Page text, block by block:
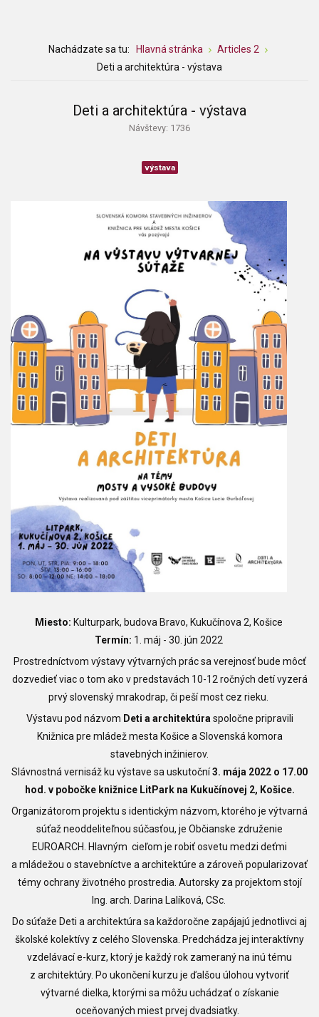
Nachádzate sa tu: Hlavná stránka
Articles 2
Deti a architektúra - výstava
Deti a architektúra - výstava
Návštevy: 1736
výstava
Miesto: Kulturpark, budova Bravo, Kukučínova 2, Košice
Termín: 1. máj - 30. jún 2022
Prostredníctvom výstavy výtvarných prác sa verejnosť bude môcť
dozvedieť viac o tom ako v predstavách 10-12 ročných detí vyzerá
prvý slovenský mrakodrap, či peší most cez rieku.
Výstavu pod názvom Deti a architektúra spoločne pripravili
Knižnica pre mládež mesta Košice a Slovenská komora
stavebných inžinierov.
Slávnostná vernisáž ku výstave sa uskutoční3. mája 2022 o 17.00
hod. v pobočke knižnice LitPark na Kukučínovej 2, Košice.
Organizátorom projektu s identickým názvom, ktorého je výtvarná
súťaž neoddeliteľnou súčasťou, je Občianske združenie
EUROARCH. Hlavným cieľom je robiť osvetu medzi deťmi
a mládežou o stavebníctve a architektúre a zároveň popularizovať
témy ochrany životného prostredia. Autorsky za projektom stojí
Ing. arch. Darina Lalíková, CSc.
Do súťaže Deti a architektúra sa každoročne zapájajú jednotlivci aj
školské kolektívy z celého Slovenska. Predchádza jej interaktívny
vzdelávací e-kurz, ktorý je každý rok zameraný na inú tému
z architektúry. Po ukončení kurzu je ďalšou úlohou vytvoriť
výtvarné dielka, ktorými sa môžu uchádzať o získanie
oceňovaných miest prvej dvadsiatky.